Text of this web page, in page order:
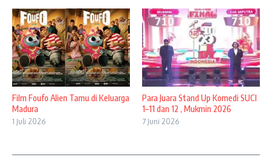
Film Foufo Alien Tamu di Keluarga
Madura
1 Juli 2026
Para Juara Stand Up Komedi SUCI
1–11 dan 12 , Mukmin 2026
7 Juni 2026